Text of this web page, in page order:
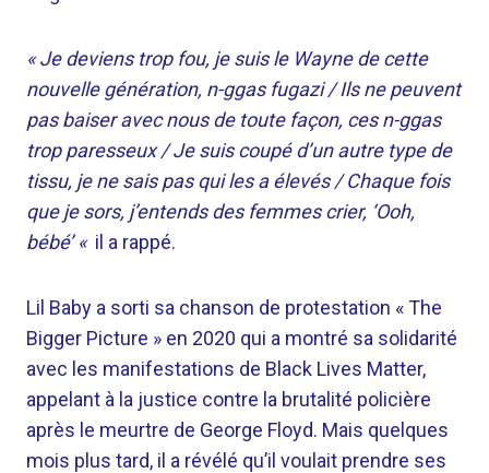
« Je deviens trop fou, je suis le Wayne de cette
nouvelle génération, n-ggas fugazi / Ils ne peuvent
pas baiser avec nous de toute façon, ces n-ggas
trop paresseux / Je suis coupé d’un autre type de
tissu, je ne sais pas qui les a élevés / Chaque fois
que je sors, j’entends des femmes crier, ‘Ooh,
bébé’ « il a rappé.
Lil Baby a sorti sa chanson de protestation « The
Bigger Picture » en 2020 qui a montré sa solidarité
avec les manifestations de Black Lives Matter,
appelant à la justice contre la brutalité policière
après le meurtre de George Floyd. Mais quelques
mois plus tard, il a révélé qu’il voulait prendre ses